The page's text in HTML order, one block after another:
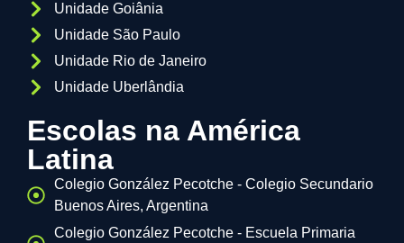
Unidade Goiânia
Unidade São Paulo
Unidade Rio de Janeiro
Unidade Uberlândia
Escolas na América
Latina
Colegio González Pecotche - Colegio Secundario
Buenos Aires, Argentina
Colegio González Pecotche - Escuela Primaria